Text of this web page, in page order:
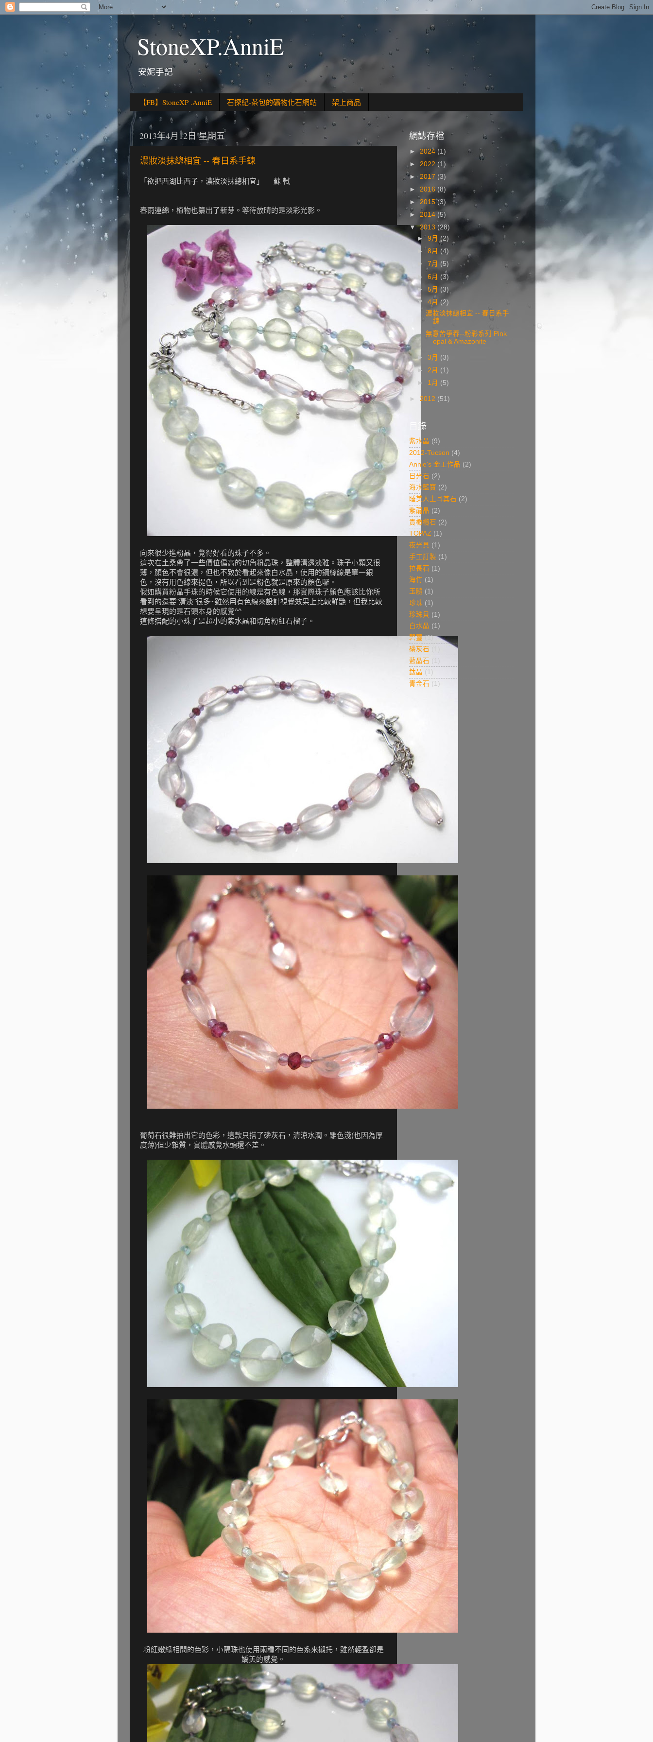
StoneXP.AnniE
安妮手記
【FB】StoneXP .AnniE 石探紀-茶包的礦物化石網站 架上商品
2013年4月12日 星期五
濃妝淡抹總相宜 -- 春日系手鍊
「欲把西湖比西子，濃妝淡抹總相宜」 蘇 軾
春雨連綿，植物也纂出了新芽。等待放晴的是淡彩光影。
向來很少進粉晶，覺得好看的珠子不多。
這次在土桑帶了一些價位偏高的切角粉晶珠，整體清透淡雅。珠子小顆又很
薄，顏色不會很濃，但也不致於看起來像白水晶，使用的鋼絲線是單一銀
色，沒有用色線來提色，所以看到是粉色就是原來的顏色囉。
假如購買粉晶手珠的時候它使用的線是有色線，那實際珠子顏色應該比你所
看到的還要"清淡"很多~雖然用有色線來設計視覺效果上比較鮮艷，但我比較
想要呈現的是石頭本身的感覺^^
這條搭配的小珠子是超小的紫水晶和切角粉紅石榴子。
葡萄石很難拍出它的色彩，這款只搭了磷灰石，清涼水潤。雖色淺(也因為厚
度薄)但少雜質，實體感覺水頭還不差。
粉紅嫩綠相間的色彩，小隔珠也使用兩種不同的色系來襯托，雖然輕盈卻是
嬌美的感覺。
網誌存檔
►2024 (1)
► 2022 (1)
► 2017 (3)
► 2016 (8)
► 2015(3)
► 2014 (5)
▼2013 (28)
►9月(2)
►8月 (4)
►7月 (5)
►6月 (3)
► 5月 (3)
▼4月(2)
濃妝淡抹總相宜 -- 春日系手
鍊
無意苦爭春--粉彩系列 Pink
opal & Amazonite
►3月 (3)
► 2月 (1)
► 1月 (5)
► 2012 (51)
目錄
紫水晶 (9)
2012-Tucson (4)
Annie's 金工作品 (2)
日光石 (2)
海水藍寶 (2)
睡美人土耳其石 (2)
紫龍晶 (2)
貴橄欖石 (2)
TOPAZ (1)
夜光貝 (1)
手工訂製 (1)
拉長石 (1)
海竹 (1)
玉髓 (1)
珍珠 (1)
珍珠貝 (1)
白水晶 (1)
碧璽 (1)
磷灰石
藍晶石 (1)
鈦晶 (1)
青金石 (1)